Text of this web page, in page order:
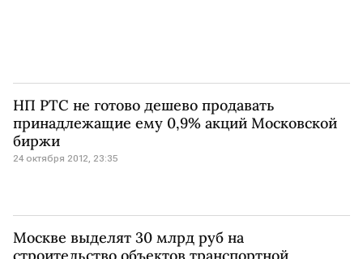
НП РТС не готово дешево продавать
принадлежащие ему 0,9% акций Московской
биржи
24 октября 2012, 23:35
Москве выделят 30 млрд руб на